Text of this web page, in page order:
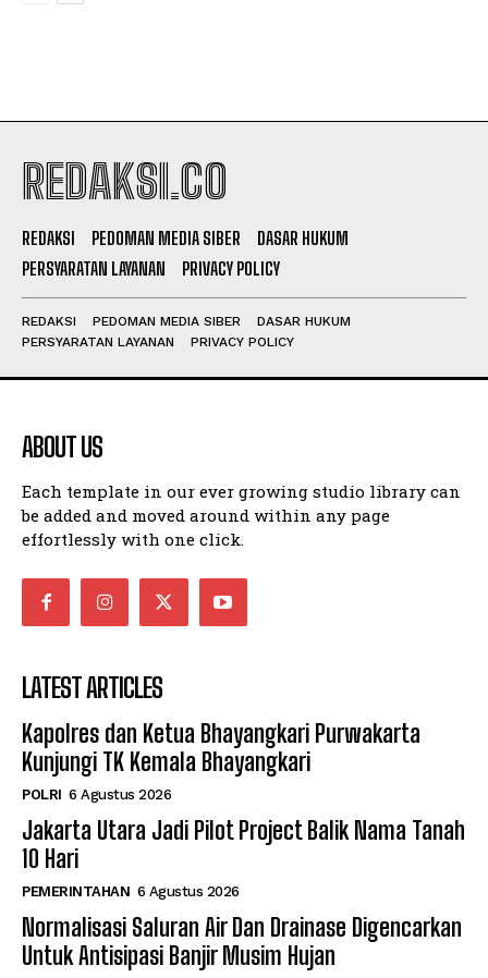
REDAKSI.CO
REDAKSI PEDOMAN MEDIA SIBER
DASAR HUKUM
PERSYARATAN LAYANAN
PRIVACY POLICY
REDAKSI PEDOMAN MEDIA SIBER
DASAR HUKUM
PERSYARATAN LAYANAN
PRIVACY POLICY
ABOUT US
Each template in our ever growing studio library can
be added and moved around within any page
effortlessly with one click.
LATEST ARTICLES
Kapolres dan Ketua Bhayangkari Purwakarta
Kunjungi TK Kemala Bhayangkari
POLRI 6 Agustus 2026
Jakarta Utara Jadi Pilot Project Balik Nama Tanah
10 Hari
PEMERINTAHAN 6 Agustus 2026
Normalisasi Saluran Air Dan Drainase Digencarkan
Untuk Antisipasi Banjir Musim Hujan